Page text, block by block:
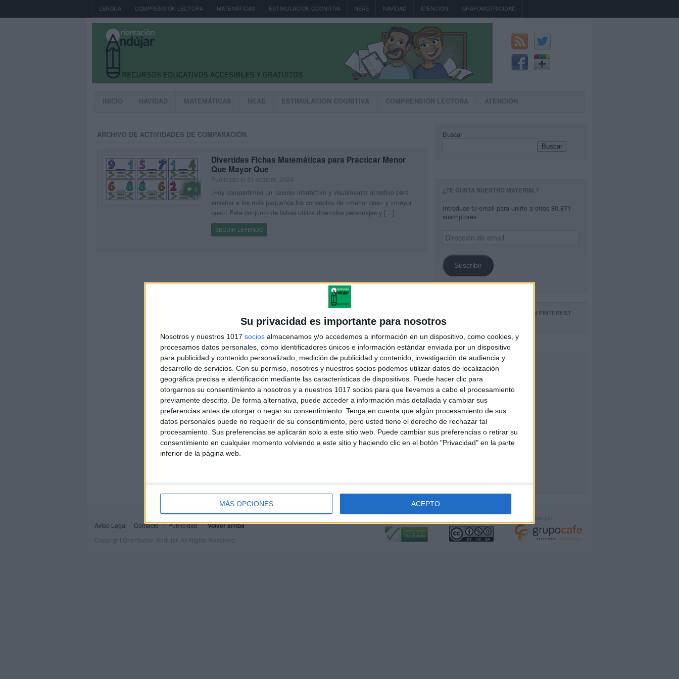
Su privacidad es importante para nosotros
Nosotros y nuestros 1017 socios almacenamos y/o accedemos a información en un dispositivo, como cookies, y
procesamos datos personales, como identificadores únicos e información estándar enviada por un dispositivo
para publicidad y contenido personalizado, medición de publicidad y contenido, investigación de audiencia y
desarrollo de servicios. Con su permiso, nosotros y nuestros socios podemos utilizar datos de localización
geográfica precisa e identificación mediante las características de dispositivos. Puede hacer clic para
otorgarnos su consentimiento a nosotros y a nuestros 1017 socios para que llevemos a cabo el procesamiento
previamente descrito. De forma alternativa, puede acceder a información más detallada y cambiar sus
preferencias antes de otorgar o negar su consentimiento. Tenga en cuenta que algún procesamiento de sus
datos personales puede no requerir de su consentimiento, pero usted tiene el derecho de rechazar tal
procesamiento. Sus preferencias se aplicarán solo a este sitio web. Puede cambiar sus preferencias o retirar su
consentimiento en cualquier momento volviendo a este sitio y haciendo clic en el botón "Privacidad" en la parte
inferior de la página web.
MÁS OPCIONES ACEPTO
LENGUA COMPRENSIÓN LECTORA MATEMÁTICAS ESTIMULACION COGNITIVA NEAE NAVIDAD ATENCIÓN GRAFOMOTRICIDAD
INICIO NAVIDAD MATEMÁTICAS NEAE ESTIMULACION COGNITIVA COMPRENSIÓN LECTORA ATENCIÓN
ARCHIVO DE ACTIVIDADES DE COMPARACIÓN
0
Divertidas Fichas Matemáticas para Practicar Menor
Que Mayor Que
¡Hoy compartimos un recurso interactivo y visualmente atractivo para
enseñar a los más pequeños los conceptos de «menor que» y «mayor
que»! Este conjunto de fichas utiliza divertidos personajes y […]
SEGUIR LEYENDO
Buscar
Buscar
¿TE GUSTA NUESTRO MATERIAL?
Introduce tu email para unirte a otros 80.871
suscriptores.
Dirección
de
Suscribir
SIGUE NUESTROS TABLEROS EN PINTEREST
Aviso Legal Contacto Publicidad Volver arriba
Copyright Orientacion Andujar. All Rights Reserved